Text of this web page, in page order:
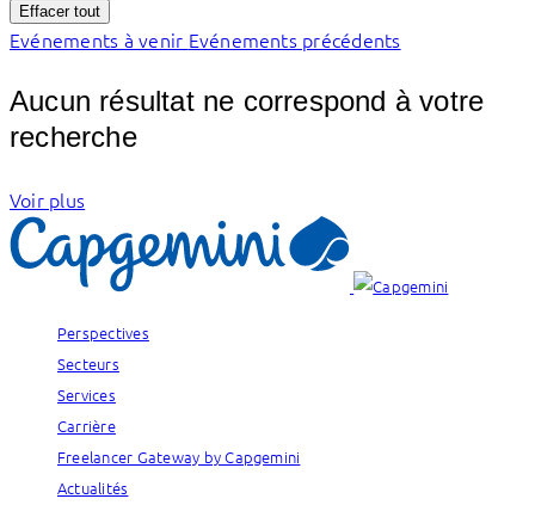
Effacer tout
Evénements à venir Evénements précédents
Aucun résultat ne correspond à votre
recherche
Voir plus
Perspectives
Secteurs
Services
Carrière
Freelancer Gateway by Capgemini
Actualités